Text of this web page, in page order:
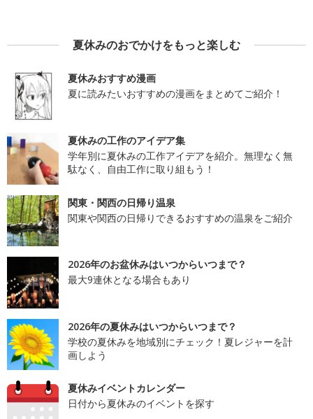
夏休みのおでかけをもっと楽しむ
夏休みおすすめ漫画
夏に読みたいおすすめの漫画をまとめてご紹介！
夏休みの工作のアイデア集
学年別に夏休みの工作アイデアを紹介。無理なく無
駄なく、自由工作に取り組もう！
関東・関西の日帰り温泉
関東や関西の日帰りできるおすすめの温泉をご紹介
2026年のお盆休みはいつからいつまで？
最大9連休となる場合もあり
2026年の夏休みはいつからいつまで？
学校の夏休みを地域別にチェック！夏レジャーを計
画しよう
夏休みイベントカレンダー
日付から夏休みのイベントを探す